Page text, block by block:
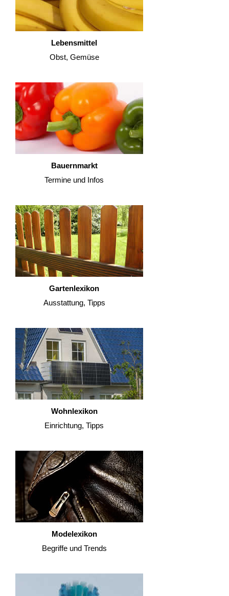
Lebensmittel
Obst, Gemüse
Bauernmarkt
Termine und Infos
Gartenlexikon
Ausstattung, Tipps
Wohnlexikon
Einrichtung, Tipps
Modelexikon
Begriffe und Trends